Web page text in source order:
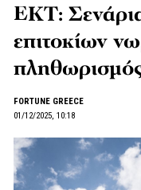
ΕΚΤ:
επιτοκίων
FORTUNE GREECE
01/12/2025, 10:18